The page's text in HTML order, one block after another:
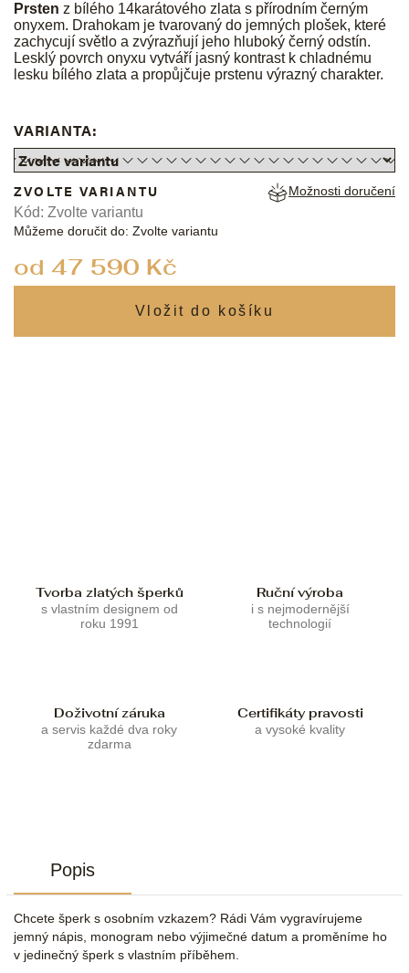
Prsten z bílého 14karátového zlata s přírodním černým
ony­xem. Drahokam je tvarovaný do jemných plošek, které
zachycují světlo a zvýrazňují jeho hluboký černý odstín.
Lesklý povrch onyxu vytváří jasný kontrast k chladnému
lesku bílého zlata a propůjčuje prstenu výrazný charakter.
VARIANTA:
od 47 590 Kč
ZVOLTE VARIANTU
Můžeme doručit do: Zvolte variantu
Možnosti doručení
Kód: Zvolte variantu
Tvorba zlatých šperků
s vlastním designem od
roku 1991
Ruční výroba
i s nejmodernější
technologií
Doživotní záruka
a servis každé dva roky
zdarma
Certifikáty pravosti
a vysoké kvality
Popis
Chcete šperk s osobním vzkazem? Rádi Vám vygravírujeme
jemný nápis, monogram nebo výjimečné datum a proměníme ho
v jedinečný šperk s vlastním příběhem.